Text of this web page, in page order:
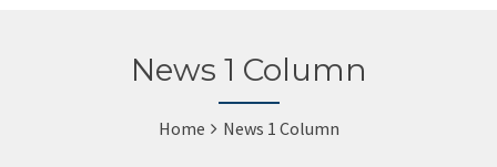
News 1 Column
Home News 1 Column